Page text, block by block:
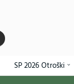
SP 2026 Otroški